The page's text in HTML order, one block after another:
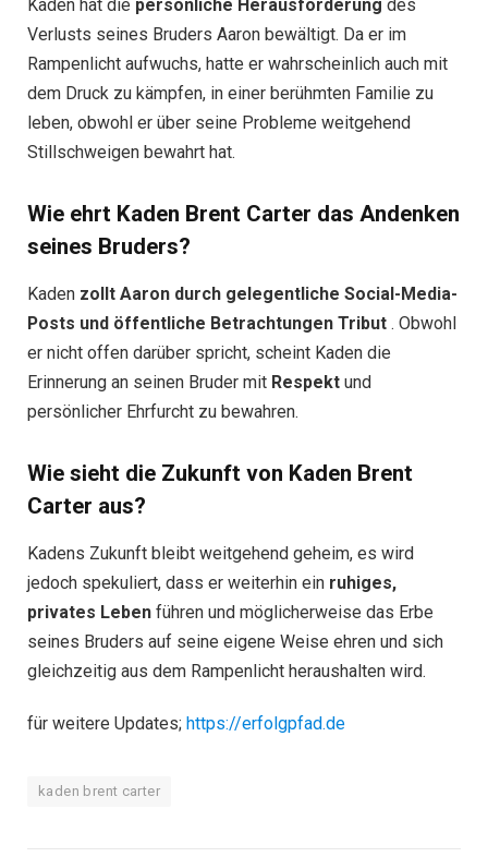
Kaden hat die persönliche Herausforderung des
Verlusts seines Bruders Aaron bewältigt. Da er im
Rampenlicht aufwuchs, hatte er wahrscheinlich auch mit
dem Druck zu kämpfen, in einer berühmten Familie zu
leben, obwohl er über seine Probleme weitgehend
Stillschweigen bewahrt hat.
Wie ehrt Kaden Brent Carter das Andenken
seines Bruders?
Kaden zollt Aaron durch gelegentliche Social-Media-
Posts und öffentliche Betrachtungen Tribut . Obwohl
er nicht offen darüber spricht, scheint Kaden die
Erinnerung an seinen Bruder mit Respekt und
persönlicher Ehrfurcht zu bewahren.
Wie sieht die Zukunft von Kaden Brent
Carter aus?
Kadens Zukunft bleibt weitgehend geheim, es wird
jedoch spekuliert, dass er weiterhin ein ruhiges,
privates Leben führen und möglicherweise das Erbe
seines Bruders auf seine eigene Weise ehren und sich
gleichzeitig aus dem Rampenlicht heraushalten wird.
für weitere Updates; https://erfolgpfad.de
kaden brent carter